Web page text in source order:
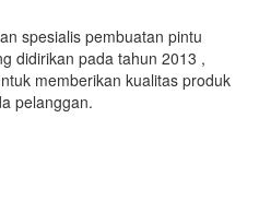
spesialis pembuatan pintu
didirikan pada tahun 2013 ,
memberikan kualitas produk
pelanggan.